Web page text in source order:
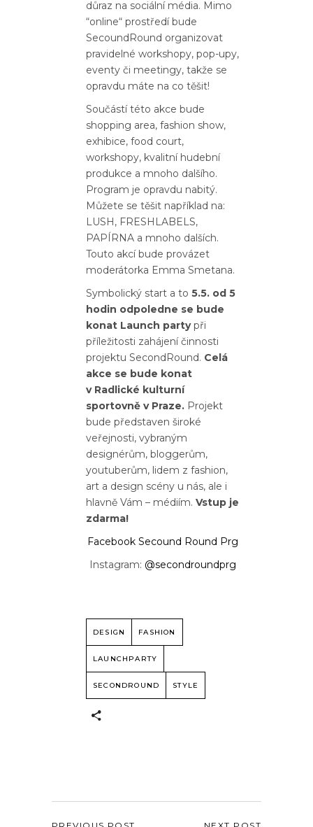
důraz na sociální média. Mimo
“online“ prostředí bude
SecoundRound organizovat
pravidelné workshopy, pop-upy,
eventy či meetingy, takže se
opravdu máte na co těšit!
Součástí této akce bude
shopping area, fashion show,
exhibice, food court,
workshopy, kvalitní hudební
produkce a mnoho dalšího.
Program je opravdu nabitý.
Můžete se těšit například na:
LUSH, FRESHLABELS,
PAPÍRNA a mnoho dalších.
Touto akcí bude provázet
moderátorka Emma Smetana.
Symbolický start a to 5.5. od 5
hodin odpoledne se bude
konat Launch partypři
příležitosti zahájení činnosti
projektu SecondRound. Celá
akce se bude konat
v Radlické kulturní
sportovně v Praze. Projekt
bude představen široké
veřejnosti, vybraným
designérům, bloggerům,
youtuberům, lidem z fashion,
art a design scény u nás, ale i
hlavně Vám – médiím. Vstup je
zdarma!
Facebook Secound Round Prg
Instagram: @secondroundprg
DESIGN FASHION
LAUNCHPARTY
SECONDROUND STYLE